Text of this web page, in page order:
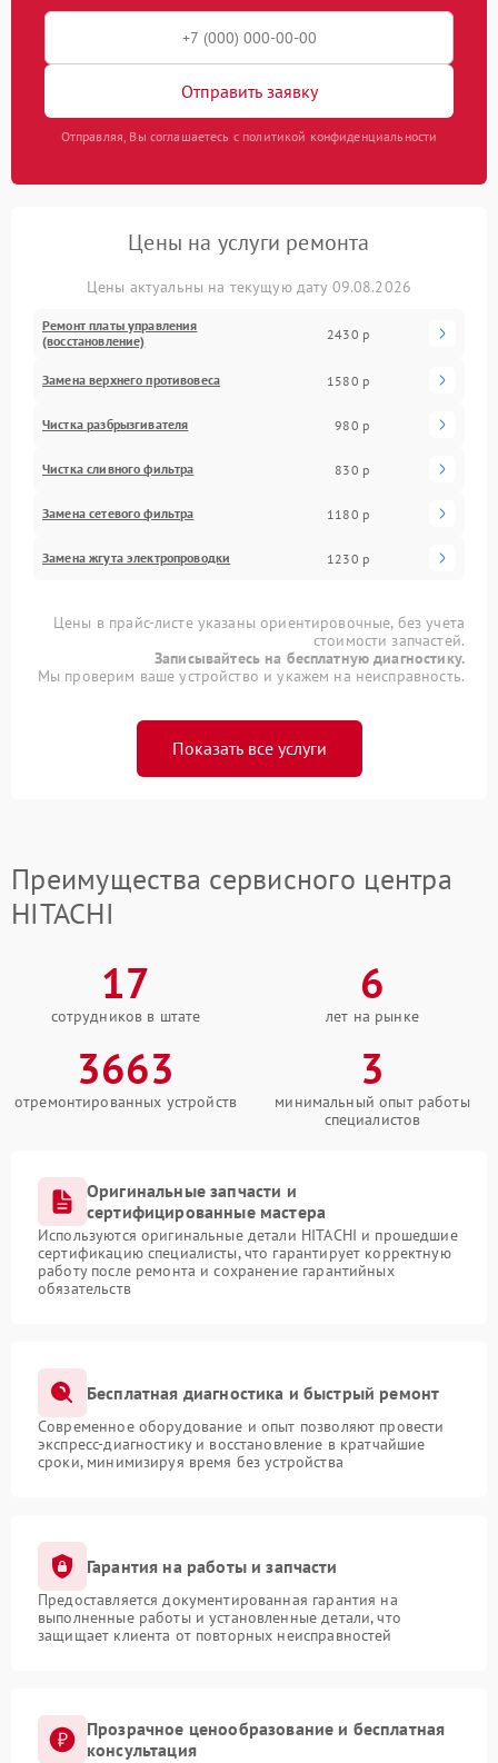
Отправить заявку
Отправляя, Вы соглашаетесь с политикой конфиденциальности
Цены на услуги ремонта
Цены актуальны на текущую дату 09.08.2026
Ремонт платы управления
(восстановление)
2430 р
Замена верхнего противовеса 1580 р
Чистка разбрызгивателя 980 р
Чистка сливного фильтра 830 р
Замена сетевого фильтра 1180 р
Замена жгута электропроводки 1230 р
Цены в прайс-листе указаны ориентировочные, без учета
стоимости запчастей.
Записывайтесь на бесплатную диагностику.
Мы проверим ваше устройство и укажем на неисправность.
Показать все услуги
Преимущества сервисного центра
HITACHI
17
сотрудников в штате
6
лет на рынке
3663
отремонтированных устройств
3
минимальный опыт работы
специалистов
Оригинальные запчасти и
сертифицированные мастера
Используются оригинальные детали HITACHI и прошедшие
сертификацию специалисты, что гарантирует корректную
работу после ремонта и сохранение гарантийных
обязательств
Бесплатная диагностика и быстрый ремонт
Современное оборудование и опыт позволяют провести
экспресс-диагностику и восстановление в кратчайшие
сроки, минимизируя время без устройства
Гарантия на работы и запчасти
Предоставляется документированная гарантия на
выполненные работы и установленные детали, что
защищает клиента от повторных неисправностей
Прозрачное ценообразование и бесплатная
консультация